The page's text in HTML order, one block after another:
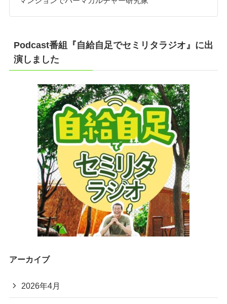
Podcast番組『自給自足でセミリタラジオ』に出
演しました
アーカイブ
2026年4月